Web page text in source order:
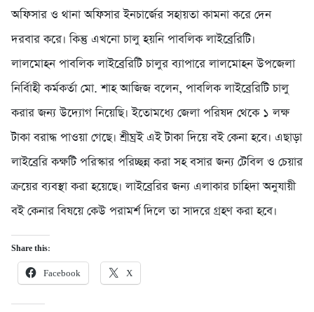
অফিসার ও থানা অফিসার ইনচার্জের সহায়তা কামনা করে দেন
দরবার করে। কিন্তু এখনো চালু হয়নি পাবলিক লাইব্রেরিটি।
লালমোহন পাবলিক লাইব্রেরিটি চালুর ব্যাপারে লালমোহন উপজেলা
নির্বিাহী কর্মকর্তা মো. শাহ আজিজ বলেন, পাবলিক লাইব্রেরিটি চালু
করার জন্য উদ্যোগ নিয়েছি। ইতোমধ্যে জেলা পরিষদ থেকে ১ লক্ষ
টাকা বরাদ্ধ পাওয়া গেছে। শ্রীঘ্রই এই টাকা দিয়ে বই কেনা হবে। এছাড়া
লাইব্রেরি কক্ষটি পরিস্কার পরিচ্ছন্ন করা সহ বসার জন্য টেবিল ও চেয়ার
ক্রয়ের ব্যবস্থা করা হয়েছে। লাইব্রেরির জন্য এলাকার চাহিদা অনুযায়ী
বই কেনার বিষয়ে কেউ পরামর্শ দিলে তা সাদরে গ্রহণ করা হবে।
Share this:
Facebook X